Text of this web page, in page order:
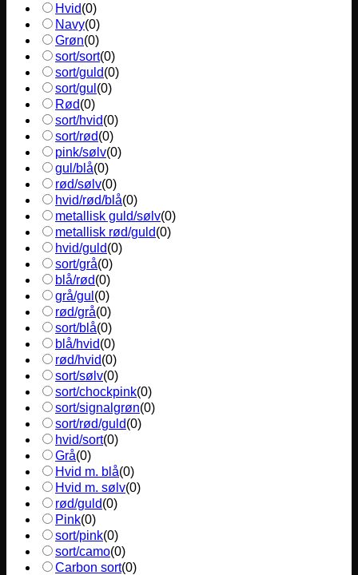
Hvid(0)
Navy(0)
Grøn(0)
sort/sort(0)
sort/guld(0)
sort/gul (0)
Rød(0)
sort/hvid(0)
sort/rød(0)
pink/sølv(0)
gul/blå(0)
rød/sølv(0)
hvid/rød/blå(0)
metallisk guld/sølv(0)
metallisk rød/guld(0)
hvid/guld(0)
sort/grå(0)
blå/rød(0)
grå/gul (0)
rød/grå(0)
sort/blå(0)
blå/hvid(0)
rød/hvid(0)
sort/sølv(0)
sort/chockpink(0)
sort/signalgrøn(0)
sort/rød/guld(0)
hvid/sort(0)
Grå(0)
Hvid m. blå(0)
Hvid m. sølv(0)
rød/guld(0)
Pink(0)
sort/pink(0)
sort/camo(0)
Carbon sort(0)